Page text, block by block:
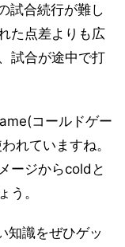
試合続行が難し
た点差よりも広
試合が途中で打
コールドゲー
れていますね。
ージからcoldと
う。
知識をぜひゲッ